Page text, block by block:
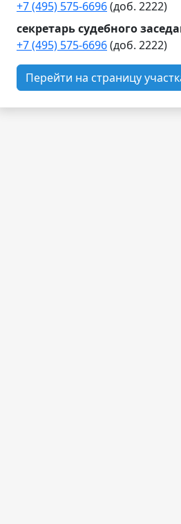
+7 (495) 575-6696(доб. 2222)
секретарь судебного
+7 (495) 575-6696(доб. 2222)
Перейти на страницу